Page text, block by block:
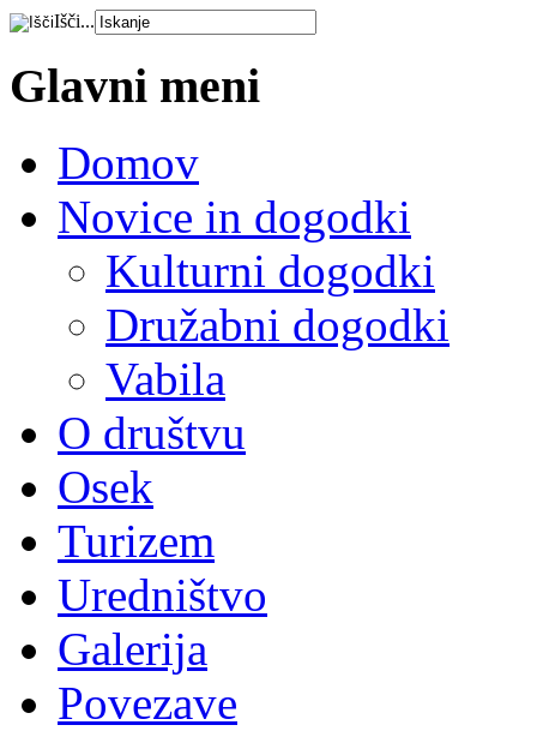
Išči...
Glavni meni
Domov
Novice in dogodki
Kulturni dogodki
Družabni dogodki
Vabila
O društvu
Osek
Turizem
Uredništvo
Galerija
Povezave